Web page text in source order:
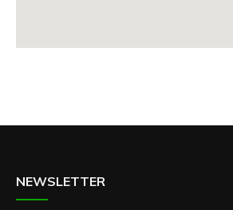
NEWSLETTER